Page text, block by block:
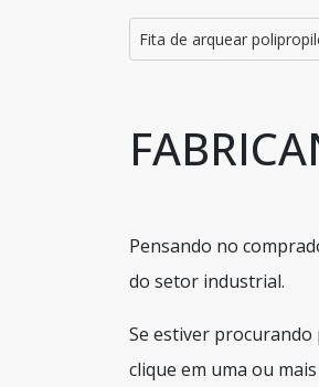
Fita de arquear
Pensando no
do setor industrial.
Se estiver
clique em uma ou